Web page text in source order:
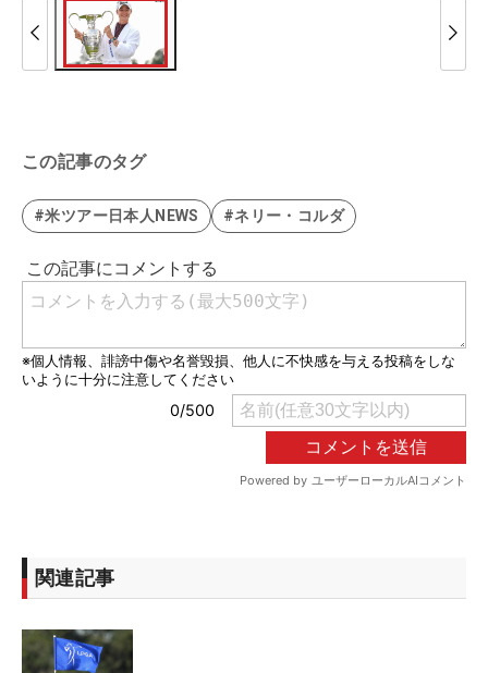
この記事のタグ
#米ツアー日本人NEWS #ネリー・コルダ
関連記事